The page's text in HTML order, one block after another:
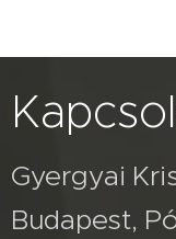
Gyergyai
Budapest,